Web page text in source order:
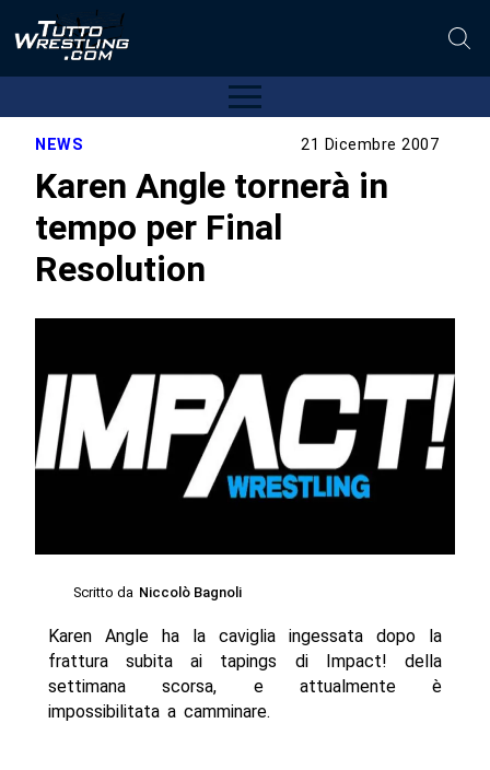
NEWS 21 Dicembre 2007
Karen Angle tornerà in
tempo per Final
Resolution
Scritto da Niccolò Bagnoli
Karen Angle ha la caviglia ingessata dopo la
frattura subita ai tapings di Impact! della
settimana scorsa, e attualmente è
impossibilitata a camminare.